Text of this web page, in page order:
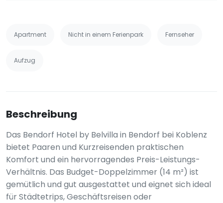
Apartment Nicht in einem Ferienpark Fernseher
Aufzug
Beschreibung
Das Bendorf Hotel by Belvilla in Bendorf bei Koblenz
bietet Paaren und Kurzreisenden praktischen
Komfort und ein hervorragendes Preis-Leistungs-
Verhältnis. Das Budget-Doppelzimmer (14 m²) ist
gemütlich und gut ausgestattet und eignet sich ideal
für Städtetrips, Geschäftsreisen oder